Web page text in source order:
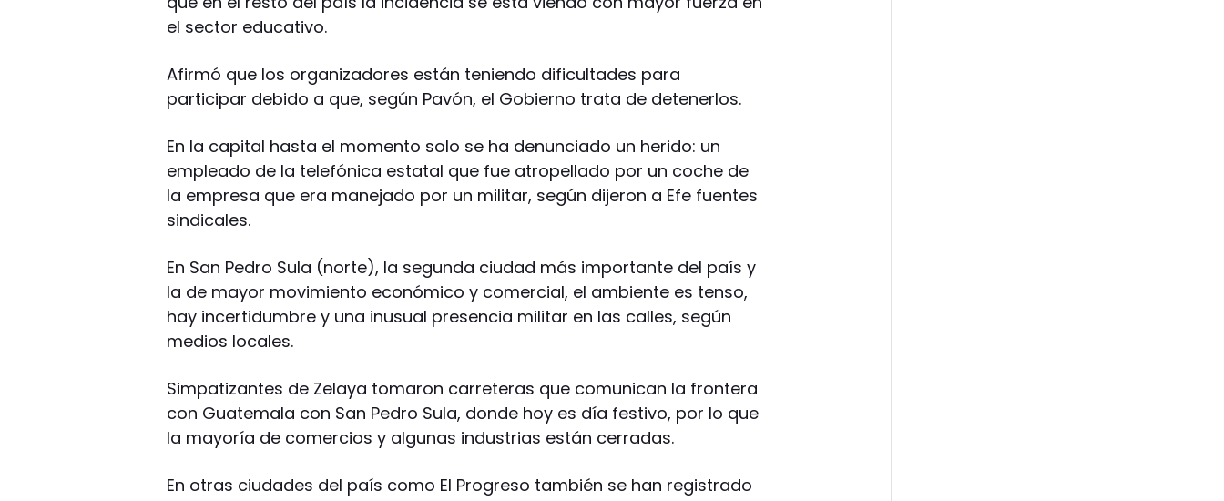
el sector educativo.
Afirmó que los organizadores están teniendo dificultades para
participar debido a que, según Pavón, el Gobierno trata de detenerlos.
En la capital hasta el momento solo se ha denunciado un herido: un
empleado de la telefónica estatal que fue atropellado por un coche de
la empresa que era manejado por un militar, según dijeron a Efe fuentes
sindicales.
En San Pedro Sula (norte), la segunda ciudad más importante del país y
la de mayor movimiento económico y comercial, el ambiente es tenso,
hay incertidumbre y una inusual presencia militar en las calles, según
medios locales.
Simpatizantes de Zelaya tomaron carreteras que comunican la frontera
con Guatemala con San Pedro Sula, donde hoy es día festivo, por lo que
la mayoría de comercios y algunas industrias están cerradas.
En otras ciudades del país como El Progreso también se han registrado